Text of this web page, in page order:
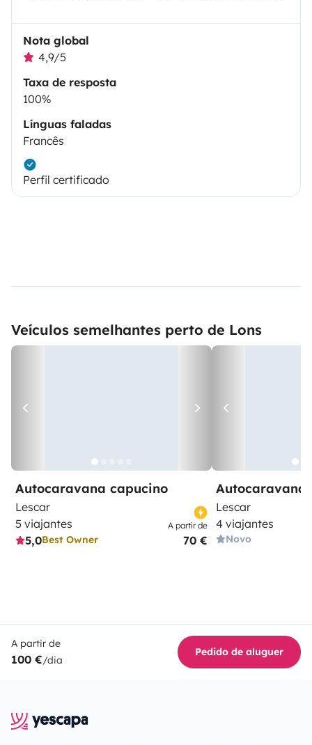
Nota global
4,9/5
Taxa de resposta
100%
Línguas faladas
Francês
Perfil certificado
Veículos semelhantes perto de Lons
Autocaravana capucino
Lescar
5 viajantes
5,0Best Owner
A partir de
70 €
Autocaravana
Lescar
4 viajantes
Novo
A partir de
100 €/dia
Pedido de aluguer